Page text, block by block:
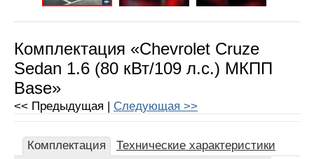
Комплектация «Chevrolet Cruze
Sedan 1.6 (80 кВт/109 л.с.) МКПП
Base»
<< Предыдущая | Следующая >>
Комплектация Технические характеристики